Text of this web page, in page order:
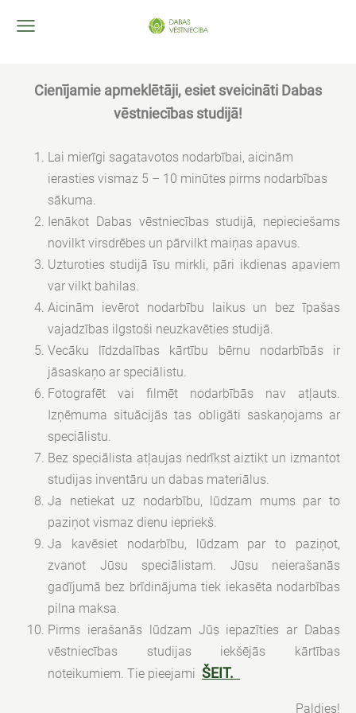
Cienījamie apmeklētāji, esiet sveicināti Dabas
vēstniecības studijā!
Lai mierīgi sagatavotos nodarbībai, aicinām
ierasties vismaz 5 – 10 minūtes pirms nodarbības
sākuma.
Ienākot Dabas vēstniecības studijā, nepieciešams
novilkt virsdrēbes un pārvilkt maiņas apavus.
Uzturoties studijā īsu mirkli, pāri ikdienas apaviem
var vilkt bahilas.
Aicinām ievērot nodarbību laikus un bez īpašas
vajadzības ilgstoši neuzkavēties studijā.
Vecāku līdzdalības kārtību bērnu nodarbībās ir
jāsaskaņo ar speciālistu.
Fotografēt vai filmēt nodarbībās nav atļauts.
Izņēmuma situācijās tas obligāti saskaņojams ar
speciālistu.
Bez speciālista atļaujas nedrīkst aiztikt un izmantot
studijas inventāru un dabas materiālus.
Ja netiekat uz nodarbību, lūdzam mums par to
paziņot vismaz dienu iepriekš.
Ja kavēsiet nodarbību, lūdzam par to paziņot,
zvanot Jūsu speciālistam. Jūsu neierašanās
gadījumā bez brīdinājuma tiek iekasēta nodarbības
pilna maksa.
Pirms ierašanās lūdzam Jūs iepazīties ar Dabas
vēstniecības studijas iekšējās kārtības
noteikumiem. Tie pieejami ŠEIT.
Paldies!